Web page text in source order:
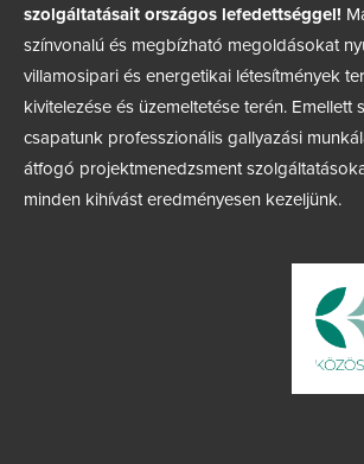
szolgáltatásait országos lefedettséggel!
színvonalú és megbízható megoldásokat
villamosipari és energetikai létesítmények
kivitelezése és üzemeltetése terén. Emellett
csapatunk professzionális gallyazási
átfogó projektmenedzsment
minden kihívást eredményesen kezeljünk.